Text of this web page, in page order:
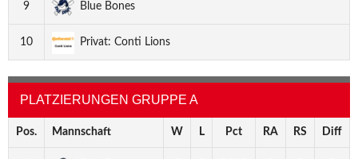
9 Blue Bones
10 Privat: Conti Lions
PLATZIERUNGEN GRUPPE A
Pos. Mannschaft W L Pct RA RS Diff